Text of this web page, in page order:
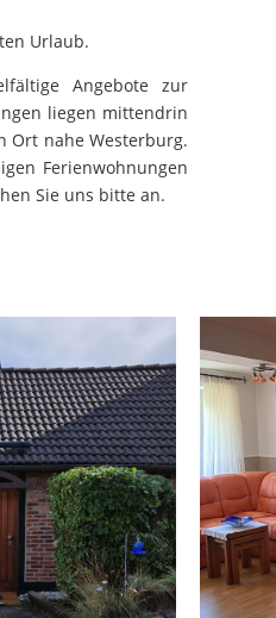
Urlaub.
Angebote zur
liegen mittendrin
Ort nahe Westerburg.
Ferienwohnungen
Sie uns bitte an.